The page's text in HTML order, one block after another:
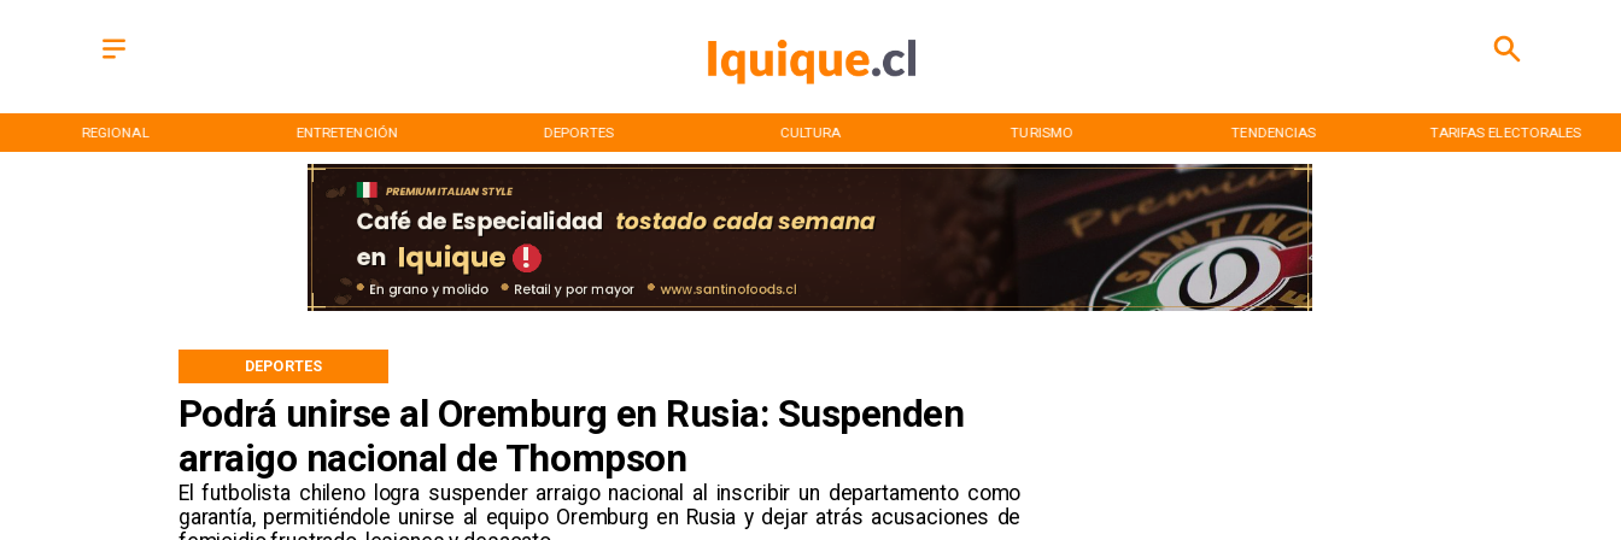
REGIONAL ENTRETENCIÓN DEPORTES CULTURA TURISMO TENDENCIAS TARIFAS ELECTORALES
Podrá unirse al Oremburg en Rusia: Suspenden
arraigo nacional de Thompson
El futbolista chileno logra suspender arraigo nacional al inscribir un departamento como
garantía, permitiéndole unirse al equipo Oremburg en Rusia y dejar atrás acusaciones de
DEPORTES